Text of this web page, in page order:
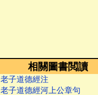
相關圖書閲讀
老子道德經注
老子道德經河上公章句